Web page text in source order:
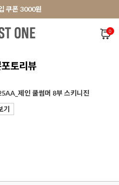
10% 할인쿠폰
쿠폰 3000원
10% 할인쿠폰
쿠폰 3000원
0
토리뷰
제인 쿨썸머 8부 스키니진
기